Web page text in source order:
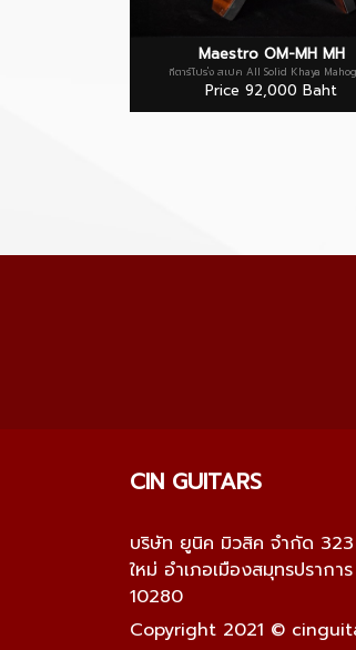
Maestro OM-MH MH
กีตาร์โปร่ง สเปค All Solid Khaya
Price 92,000 Baht
CIN GUITARS
บริษัท ยูนิค มิวสิค จำกัด
ใหม่ อำเภอเมืองสมุทรปรากา
10280
Copyright 2021 ©